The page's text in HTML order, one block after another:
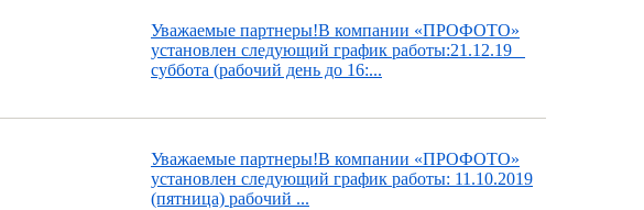
Уважаемые партнеры!В компании «ПРОФОТО»
установлен следующий график работы:21.12.19
суббота (рабочий день до 16:...
Уважаемые партнеры!В компании «ПРОФОТО»
установлен следующий график работы: 11.10.2019
(пятница) рабочий ...